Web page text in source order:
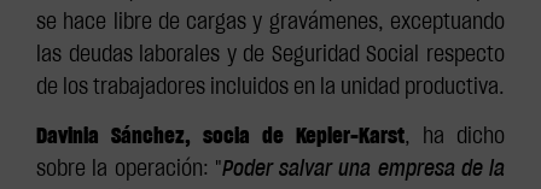
se hace libre de cargas y gravámenes, exceptuando
las deudas laborales y de Seguridad Social respecto
de los trabajadores incluidos en la unidad productiva.
Davinia Sánchez, socia de Kepler-Karst, ha dicho
sobre la operación: "Poder salvar una empresa de la